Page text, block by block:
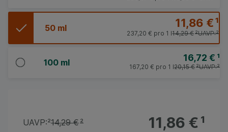
50 ml 11,86 €¹
UAVP:²
14,29 €²
237,20 € pro 1 l
100 ml 16,72 € ¹
UAVP:²
20,15 €²
167,20 € pro 1 l
11,86 €¹
UAVP:²14,29 €²